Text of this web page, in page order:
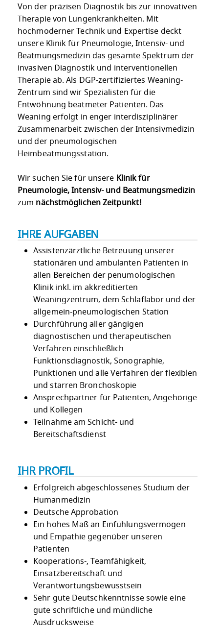
Von der präzisen Diagnostik bis zur innovativen
Therapie von Lungenkrankheiten. Mit
hochmoderner Technik und Expertise deckt
unsere Klinik für Pneumologie, Intensiv- und
Beatmungsmedizin das gesamte Spektrum der
invasiven Diagnostik und interventionellen
Therapie ab. Als DGP-zertifiziertes Weaning-
Zentrum sind wir Spezialisten für die
Entwöhnung beatmeter Patienten. Das
Weaning erfolgt in enger interdisziplinärer
Zusammenarbeit zwischen der Intensivmedizin
und der pneumologischen
Heimbeatmungsstation.
Wir suchen Sie für unsere Klinik für
Pneumologie, Intensiv- und Beatmungsmedizin
zum nächstmöglichen Zeitpunkt!
IHRE AUFGABEN
Assistenzärztliche Betreuung unserer
stationären und ambulanten Patienten in
allen Bereichen der penumologischen
Klinik inkl. im akkreditierten
Weaningzentrum, dem Schlaflabor und der
allgemein-pneumologischen Station
Durchführung aller gängigen
diagnostischen und therapeutischen
Verfahren einschließlich
Funktionsdiagnostik, Sonographie,
Punktionen und alle Verfahren der flexiblen
und starren Bronchoskopie
Ansprechpartner für Patienten, Angehörige
und Kollegen
Teilnahme am Schicht- und
Bereitschaftsdienst
IHR PROFIL
Erfolgreich abgeschlossenes Studium der
Humanmedizin
Deutsche Approbation
Ein hohes Maß an Einfühlungsvermögen
und Empathie gegenüber unseren
Patienten
Kooperations-, Teamfähigkeit,
Einsatzbereitschaft und
Verantwortungsbewusstsein
Sehr gute Deutschkenntnisse sowie eine
gute schriftliche und mündliche
Ausdrucksweise